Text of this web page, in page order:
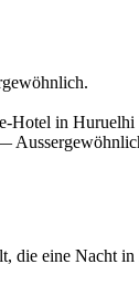
Hotel in Huruelhi
die eine Nacht